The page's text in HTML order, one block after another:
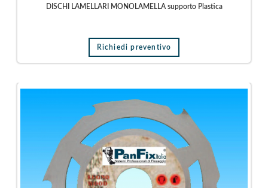
DISCHI LAMELLARI MONOLAMELLA supporto Plastica
Richiedi preventivo